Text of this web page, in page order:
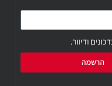
ודיוור.
הרשמה